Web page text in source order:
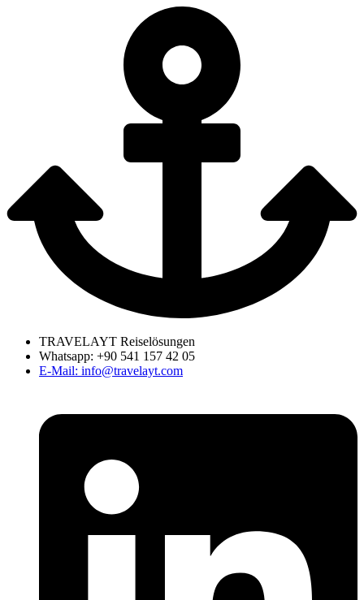
TRAVELAYT Reiselösungen
Whatsapp: +90 541 157 42 05
E-Mail: info@travelayt.com